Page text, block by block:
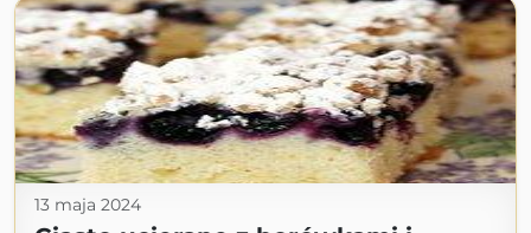
13 maja 2024